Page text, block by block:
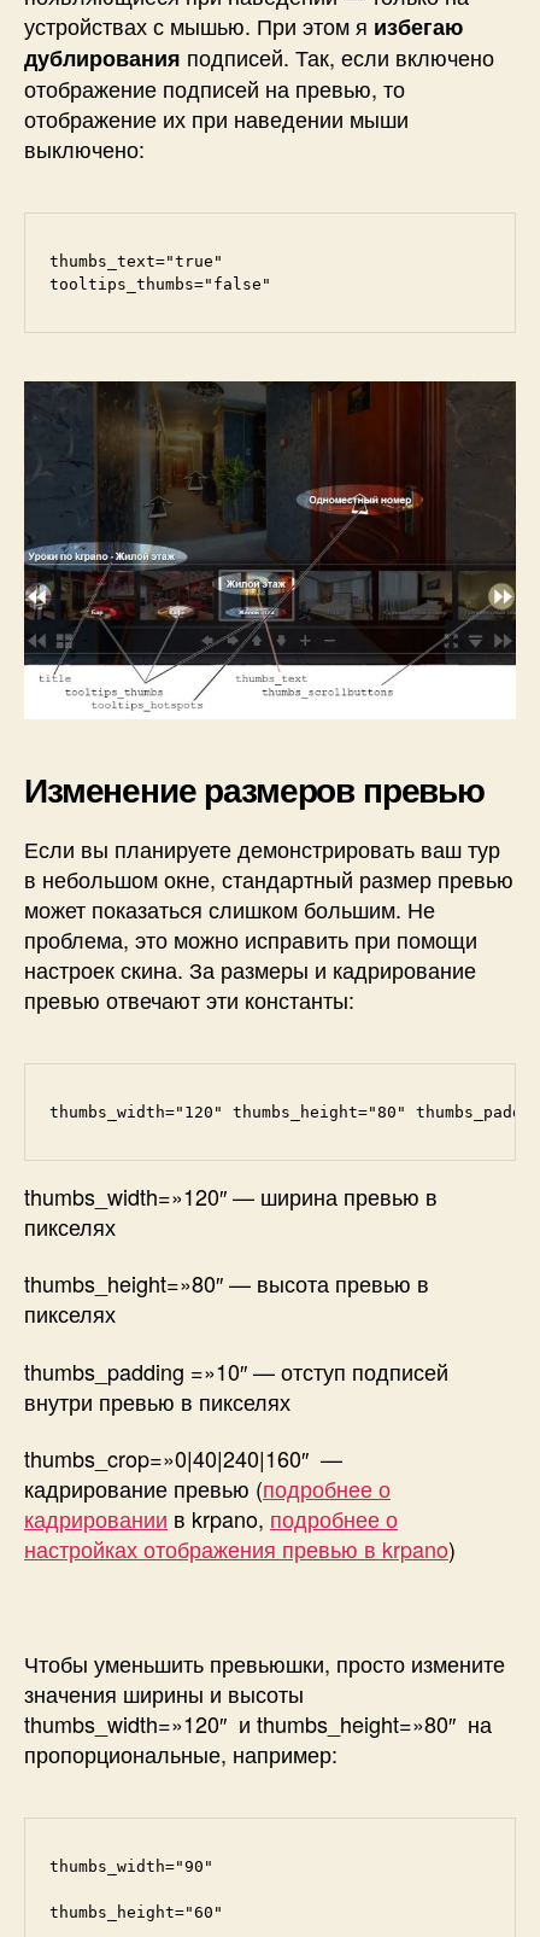
устройствах с мышью. При этом я избегаю
дублирования подписей. Так, если включено
отображение подписей на превью, то
отображение их при наведении мыши
выключено:
thumbs_text="true"
tooltips_thumbs="false"
Изменение размеров превью
Если вы планируете демонстрировать ваш тур
в небольшом окне, стандартный размер превью
может показаться слишком большим. Не
проблема, это можно исправить при помощи
настроек скина. За размеры и кадрирование
превью отвечают эти константы:
thumbs_width="120" thumbs_height="80"
thumbs_width=»120″— ширина превью в
пикселях
thumbs_height=»80″— высота превью в
пикселях
thumbs_padding =»10″— отступ подписей
внутри превью в пикселях
thumbs_crop=»0|40|240|160″ —
кадрирование превью (подробнее о
кадрировании в krpano, подробнее о
настройках отображения превью в krpano)
Чтобы уменьшить превьюшки, просто измените
значения ширины и высоты
thumbs_width=»120″ и thumbs_height=»80″ на
пропорциональные, например:
thumbs_width="90"
thumbs_height="60"